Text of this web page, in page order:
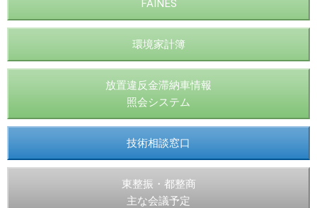
FAINES
環境家計簿
放置違反金滞納車情報
照会システム
技術相談窓口
東整振・都整商
主な会議予定